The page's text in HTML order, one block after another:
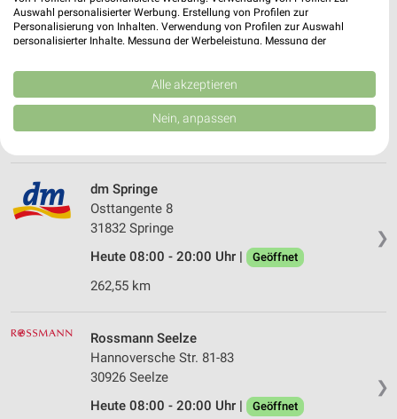
Rossmann Hessisch Oldendorf
31840 Hessisch Oldendorf
Heute 08:00 - 20:00 Uhr | Geöffnet
❯
dm Springe
Osttangente 8
31832 Springe
Heute 08:00 - 20:00 Uhr |
Geöffnet
262,55 km
❯
Rossmann Seelze
Hannoversche Str. 81-83
30926 Seelze
Heute 08:00 - 20:00 Uhr |
Geöffnet
Auswahl personalisierter Werbung. Erstellung von Profilen zur
Personalisierung von Inhalten. Verwendung von Profilen zur Auswahl
personalisierter Inhalte. Messung der Werbeleistung. Messung der
Kombinationen von Daten aus verschiedenen Quellen. Entwicklung und
Verbesserung der Angebote. Verwendung reduzierter Daten zur Auswahl
von Inhalten.
Daten können außerhalb der Europäischen Union weitergegeben und in die
USA gesendet werden.
Website/App.
Partnerliste anzeigen (1 IAB-Anbieter)
Wir nutzen Ihre Daten für folgende Zwecke:
IAB-Verarbeitungszwecke:
Speichern von oder Zugriff auf Informationen
Erstellung von Profilen für personalisierte
Verwendung von Profilen zur Auswahl
Alle akzeptieren
Nein, anpassen